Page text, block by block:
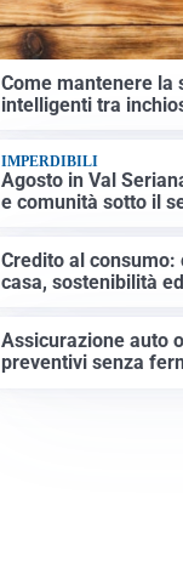
Come mantenere
intelligenti tra
IMPERDIBILI
Agosto in Val
e comunità sotto il
Credito al
casa, sostenibilità
Assicurazione auto
preventivi senza